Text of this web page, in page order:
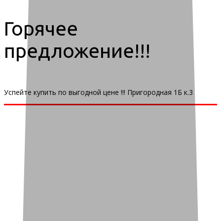
Горячее
предложение!!!
Успейте купить по выгодной цене !!! Пригородная 1Б к.3